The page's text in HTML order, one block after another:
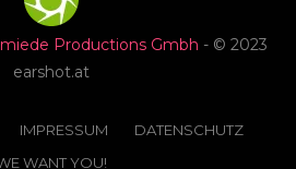
Productions Gmbh - © 2023
earshot.at
IMPRESSUM
DATENSCHUTZ
WANT YOU!